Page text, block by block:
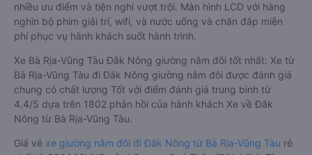
nhiều ưu điểm và tiện nghi vượt trội. Màn hình LCD với hàng
nghìn bộ phim giải trí, wifi, và nước uống và chăn đắp miễn
phí phục vụ hành khách suốt hành trình.
Xe Bà Rịa-Vũng Tàu Đắk Nông giường nằm đôi tốt nhất: Xe từ
Bà Rịa-Vũng Tàu đi Đắk Nông giường nằm đôi được đánh giá
chung có chất lượng Tốt với điểm đánh giá trung bình từ
4.4/5 dựa trên 1802 phản hồi của hành khách Xe về Đắk
Nông từ Bà Rịa-Vũng Tàu.
Giá vé xe giường nằm đôi đi Đắk Nông từ Bà Rịa-Vũng Tàu rẻ